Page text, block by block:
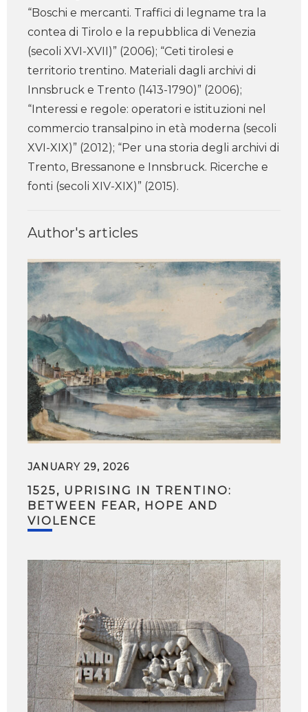
“Boschi e mercanti. Traffici di legname tra la
contea di Tirolo e la repubblica di Venezia
(secoli XVI-XVII)” (2006); “Ceti tirolesi e
territorio trentino. Materiali dagli archivi di
Innsbruck e Trento (1413-1790)” (2006);
“Interessi e regole: operatori e istituzioni nel
commercio transalpino in età moderna (secoli
XVI-XIX)” (2012); “Per una storia degli archivi di
Trento, Bressanone e Innsbruck. Ricerche e
fonti (secoli XIV-XIX)” (2015).
Author's articles
JANUARY 29, 2026
1525, UPRISING IN TRENTINO:
BETWEEN FEAR, HOPE AND
VIOLENCE